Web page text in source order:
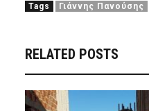
Tags Γιάννης Πανούσης
RELATED POSTS